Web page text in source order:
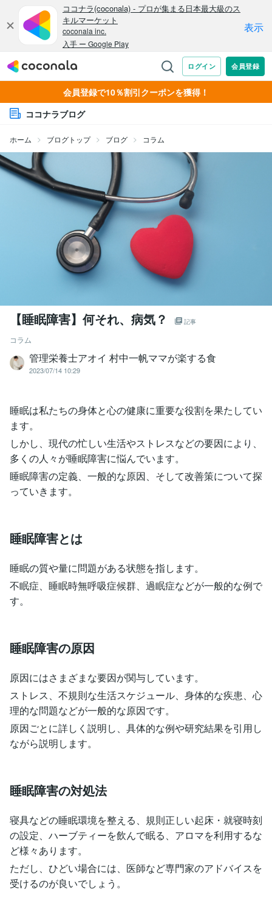
会員登録で10％割引クーポンを獲得！
ココナラブログ
ホーム ブログトップ ブログ コラム
【睡眠障害】何それ、病気？ 記事
コラム
管理栄養士アオイ 村中一帆ママが楽する食
2023/07/14 10:29
睡眠は私たちの身体と心の健康に重要な役割を果たしてい
ます。
しかし、現代の忙しい生活やストレスなどの要因により、
多くの人々が睡眠障害に悩んでいます。
睡眠障害の定義、一般的な原因、そして改善策について探
っていきます。
睡眠障害とは
睡眠の質や量に問題がある状態を指します。
不眠症、睡眠時無呼吸症候群、過眠症などが一般的な例で
す。
睡眠障害の原因
原因にはさまざまな要因が関与しています。
ストレス、不規則な生活スケジュール、身体的な疾患、心
理的な問題などが一般的な原因です。
原因ごとに詳しく説明し、具体的な例や研究結果を引用し
ながら説明します。
睡眠障害の対処法
寝具などの睡眠環境を整える、規則正しい起床・就寝時刻
の設定、ハーブティーを飲んで眠る、アロマを利用するな
ど様々あります。
ただし、ひどい場合には、医師など専門家のアドバイスを
受けるのが良いでしょう。